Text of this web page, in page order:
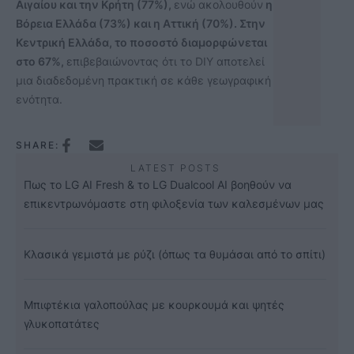
SHARE:
LATEST POSTS
Πως το LG AI Fresh & το LG Dualcool AI βοηθούν να
επικεντρωνόμαστε στη φιλοξενία των καλεσμένων μας
Κλασικά γεμιστά με ρύζι (όπως τα θυμάσαι από το σπίτι)
Μπιφτέκια γαλοπούλας με κουρκουμά και ψητές
γλυκοπατάτες
Αιγαίου και την Κρήτη (77%), ενώ ακολουθούν η
Βόρεια Ελλάδα (73%) και η Αττική (70%). Στην
Κεντρική Ελλάδα, το ποσοστό διαμορφώνεται
στο 67%, επιβεβαιώνοντας ότι το DIY αποτελεί
μια διαδεδομένη πρακτική σε κάθε γεωγραφική
ενότητα.